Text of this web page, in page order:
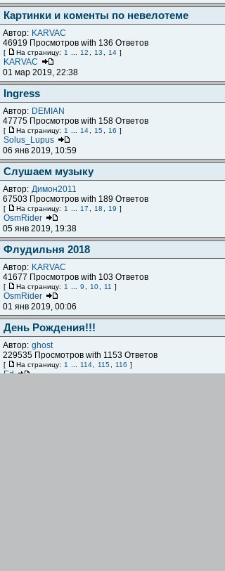
Картинки и коменты по невелотеме
Автор: KARVAC
46919 Просмотров with 136 Ответов
[ На страницу: 1 12 13 14 ]
KARVAC
01 мар 2019, 22:38
Ingress
Автор: DEMIAN
47775 Просмотров with 158 Ответов
[ На страницу: 1 14 15 16 ]
Solus_Lupus
06 янв 2019, 10:59
Слушаем музыку
Автор: Димон2011
67503 Просмотров with 189 Ответов
[ На страницу: 1 17 18 19 ]
OsmRider
05 янв 2019, 19:38
Флудильня 2018
Автор: KARVAC
41677 Просмотров with 103 Ответов
[ На страницу: 1 9 10 11 ]
OsmRider
01 янв 2019, 00:06
День Рождения!!!
Автор: ghost
229535 Просмотров with 1153 Ответов
[ На страницу: 1 114 115 116 ]
Ed